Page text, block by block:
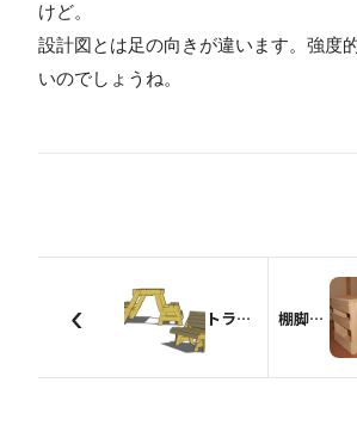
けど。
設計図とは足の向きが違います。強度
いのでしょうね。
‹ トランスフォーマーベンチ2×4再 棚脚の机